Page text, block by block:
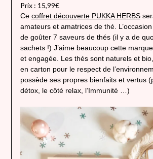
Prix : 15,99€
Ce coffret découverte PUKKA HERBS
amateurs et amatrices de thé.
de goûter 7 saveurs de thés (il y a de
sachets !) J’aime beaucoup cette
et engagée. Les thés sont naturels et
en carton pour le respect de
possède ses propres bienfaits et vertus
détox, le côté relax, l’Immunité …)